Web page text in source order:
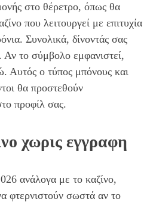
στο θέρετρο, όπως θα
που λειτουργεί με επιτυχία
Συνολικά, δίνοντάς σας
Αν το σύμβολο εμφανιστεί,
Αυτός ο τύπος μπόνους και
θα προστεθούν
προφίλ σας.
χωρις εγγραφη
ανάλογα με το καζίνο,
φτερνιστούν σωστά αν το